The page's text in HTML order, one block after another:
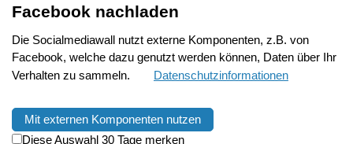
Facebook nachladen
Die Socialmediawall nutzt externe Komponenten, z.B. von
Facebook, welche dazu genutzt werden können, Daten über Ihr
Verhalten zu sammeln.
Datenschutzinformationen
Mit externen Komponenten nutzen
Diese Auswahl 30 Tage merken